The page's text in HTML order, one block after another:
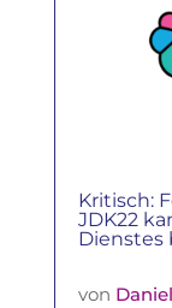
Kritisch:
JDK22
Dienstes
von